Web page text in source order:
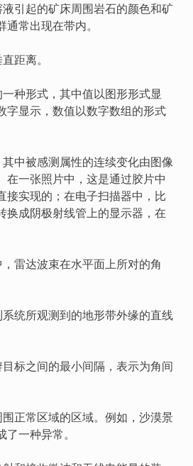
引起的矿床周围岩石的颜色和矿
通常出现在带内。
距离。
种形式，其中值以图形形式显
字显示，数值以数字数组的形式
中被感测属性的连续变化由图像
在一张照片中，这是通过胶片中
接实现的；在电子扫描器中，比
换成阴极射线管上的显示器，在
雷达波束在水平面上所对的角
统所观测到的地形带外缘的直线
标之间的最小间隔，表示为角间
正常区域的区域。例如，沙漠景
了一种异常。